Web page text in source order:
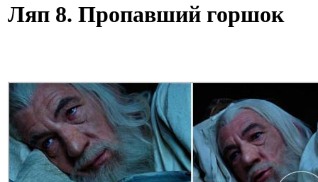
Ляп 8. Пропавший горшок